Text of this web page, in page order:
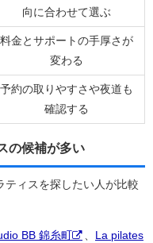
向に合わせて選ぶ
料金とサポートの手厚さが
変わる
予約の取りやすさや夜道も
確認する
の候補が多い
ティスを探したい人が比較
BB 錦糸町
La pilates